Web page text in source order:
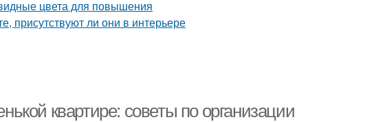
квартире: советы по организации